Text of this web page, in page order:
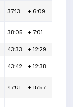
37:13 + 6:09
38:05 + 7:01
43:33 + 12:29
43:42 + 12:38
47:01 + 15:57